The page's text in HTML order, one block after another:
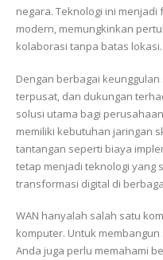
negara. Teknologi ini
modern, memungkinkan
kolaborasi tanpa batas lokasi.
Dengan berbagai
terpusat, dan dukungan
solusi utama bagi
memiliki kebutuhan jaringan
tantangan seperti biaya
tetap menjadi teknologi yang
transformasi digital di
WAN hanyalah salah satu
komputer. Untuk
Anda juga perlu memahami